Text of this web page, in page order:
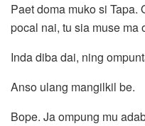
Paet doma muko si Tapa.
pocal nai, tu sia muse ma
Inda diba dai, ning
Anso ulang mangilkil be.
Bope. Ja ompung mu